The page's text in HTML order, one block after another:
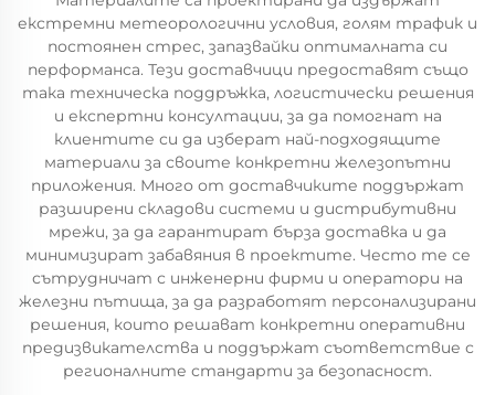
екстремни метеорологични условия, голям трафик и
постоянен стрес, запазвайки оптималната си
перформанса. Тези доставчици предоставят също
така техническа поддръжка, логистически решения
и експертни консултации, за да помогнат на
клиентите си да изберат най-подходящите
материали за своите конкретни железопътни
приложения. Много от доставчиките поддържат
разширени складови системи и дистрибутивни
мрежи, за да гарантират бърза доставка и да
минимизират забавяния в проектите. Често те се
сътрудничат с инженерни фирми и оператори на
железни пътища, за да разработят персонализирани
решения, които решават конкретни оперативни
предизвикателства и поддържат съответствие с
регионалните стандарти за безопасност.